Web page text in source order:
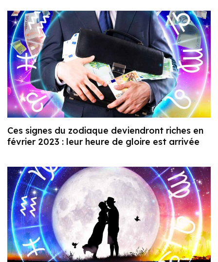
Ces signes du zodiaque deviendront riches en
février 2023 : leur heure de gloire est arrivée